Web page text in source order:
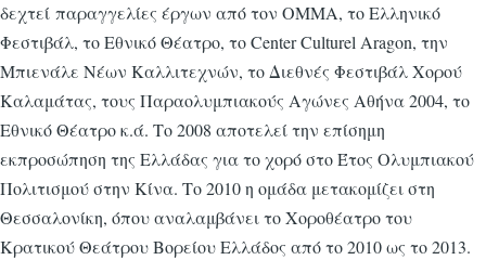
δεχτεί παραγγελίες έργων από τον ΟΜΜΑ, το Ελληνικό
Φεστιβάλ, το Εθνικό Θέατρο, το Center Culturel Aragon, την
Μπιενάλε Νέων Καλλιτεχνών, το Διεθνές Φεστιβάλ Χορού
Καλαμάτας, τους Παραολυμπιακούς Αγώνες Αθήνα 2004, το
Εθνικό Θέατρο κ.ά. Το 2008 αποτελεί την επίσημη
εκπροσώπηση της Ελλάδας για το χορό στο Έτος Ολυμπιακού
Πολιτισμού στην Κίνα. Το 2010 η ομάδα μετακομίζει στη
Θεσσαλονίκη, όπου αναλαμβάνει το Χοροθέατρο του
Κρατικού Θεάτρου Βορείου Ελλάδος από το 2010 ως το 2013.